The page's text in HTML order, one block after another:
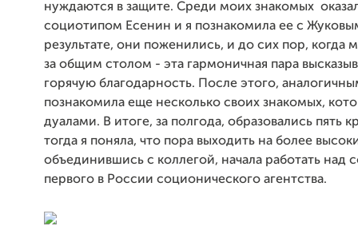
нуждаются в защите. Среди моих знакомых
социотипом Есенин и я познакомила ее с
результате, они поженились, и до сих пор, когда
за общим столом - эта гармоничная пара
горячую благодарность. После этого,
познакомила еще несколько своих знакомых,
дуалами. В итоге, за полгода, образовались пять
тогда я поняла, что пора выходить на более
объединившись с коллегой, начала работать над
первого в России соционического агентства.